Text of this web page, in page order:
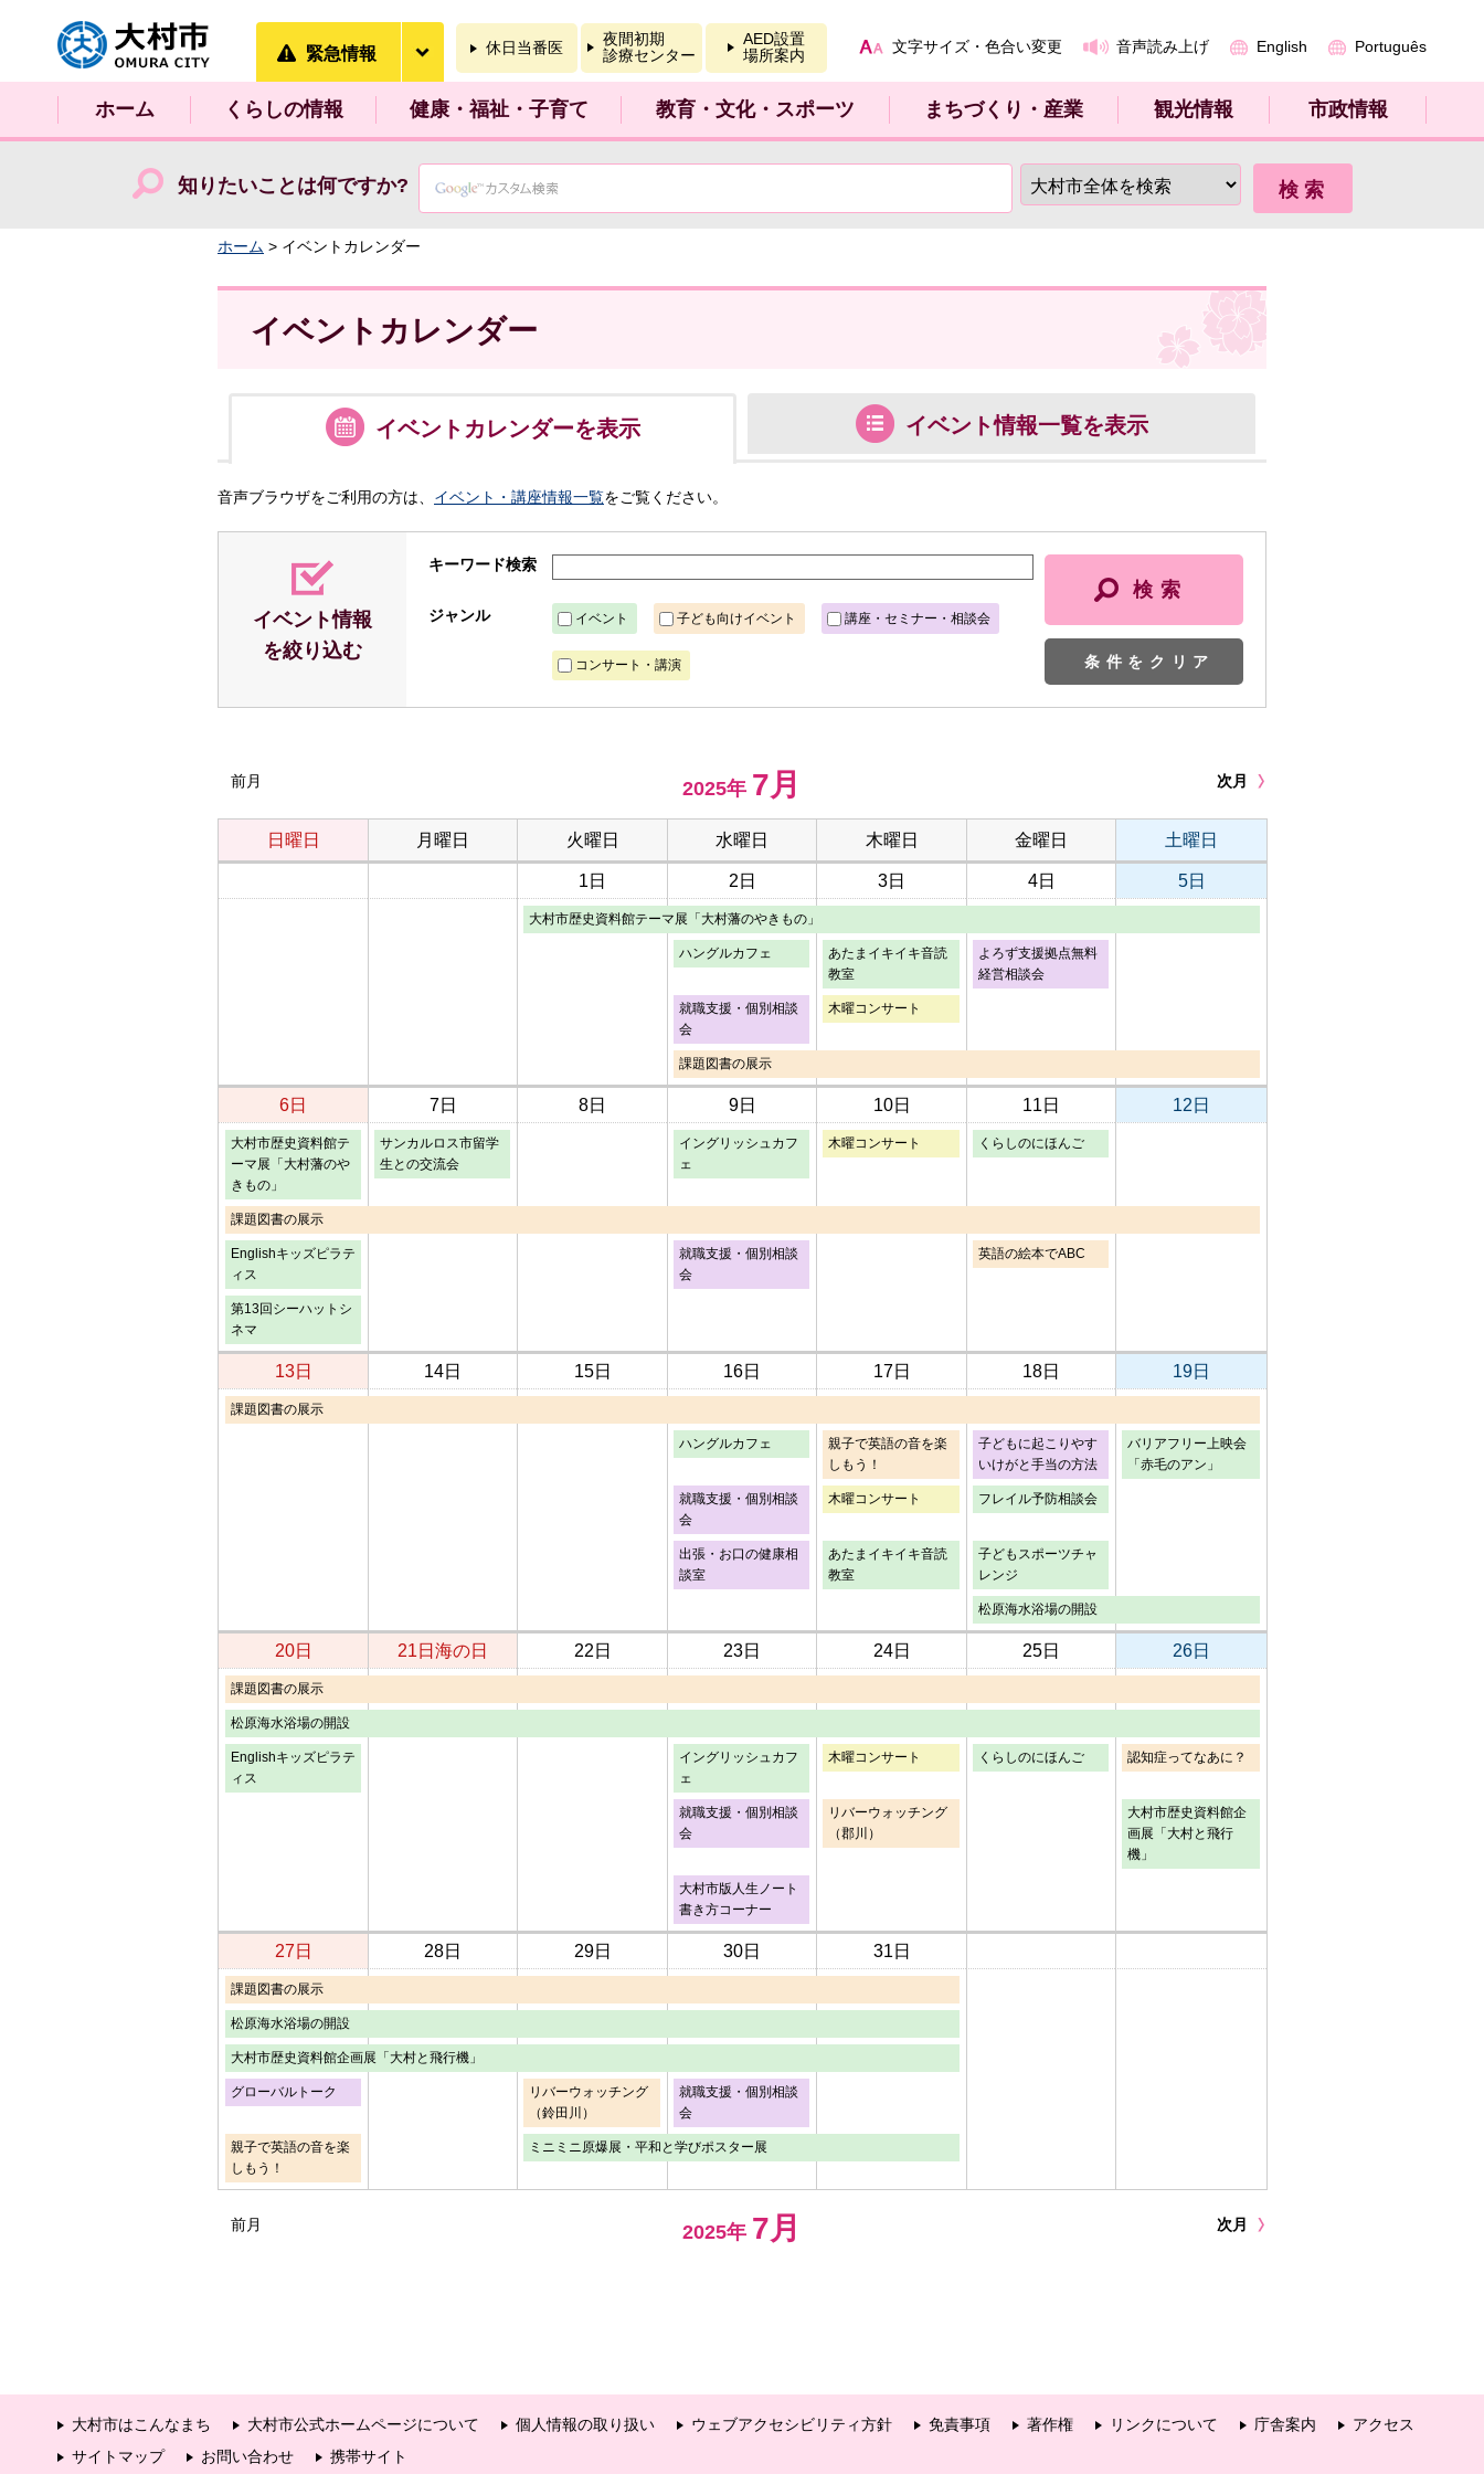
大村市
緊急情報 休日当番医
夜間初期
診療センター
AED設置
場所案内
文字サイズ・色合い変更 音声読み上げ English Português
ホーム くらしの情報 健康・福祉・子育て 教育・文化・スポーツ まちづくり・産業 観光情報 市政情報
知りたいことは何ですか?
ホーム > イベントカレンダー
イベントカレンダー
イベント カレンダーを表示 イベント情報一覧を表示
音声ブラウザをご利用の方は、 イベント・講座情報一覧をご覧ください。
イベント情報
を絞り込む
キーワード検索
ジャンル イベント 子ども向けイベント 講座・セミナー・相談会
コンサート・講演 条件をクリア
前月 2025年 7月 次月
日曜日 月曜日 火曜日 水曜日 木曜日 金曜日 土曜日
1日 2日 3日 4日 5日
大村市歴史資料館テーマ展「大村藩のやきもの」
ハングルカフェ
あたまイキイキ音読
教室
よろず支援拠点無料
経営相談会
就職支援・個別相談
会
木曜コンサート
課題図書の展示
6日 7日 8日 9日 10日 11日 12日
大村市歴史資料館テ
ーマ展「大村藩のや
きもの」
サンカルロス市留学
生との交流会
イングリッシュカフ
ェ
木曜コンサート くらしのにほんご
課題図書の展示
Englishキッズピラテ
ィス
就職支援・個別相談
会
英語の絵本でABC
第13回シーハットシ
ネマ
13日 14日 15日 16日 17日 18日 19日
課題図書の展示
ハングルカフェ
親子で英語の音を楽
しもう！
子どもに起こりやす
いけがと手当の方法
バリアフリー上映会
「赤毛のアン」
就職支援・個別相談
会
木曜コンサート フレイル予防相談会
出張・お口の健康相
談室
あたまイキイキ音読
教室
子どもスポーツチャ
レンジ
松原海水浴場の開設
20日 21日 海の日 22日 23日 24日 25日 26日
課題図書の展示
松原海水浴場の開設
Englishキッズピラテ
ィス
イングリッシュカフ
ェ
木曜コンサート くらしのにほんご 認知症ってなあに？
就職支援・個別相談
会
リバーウォッチング
（郡川）
大村市歴史資料館企
画展「大村と飛行
機」
大村市版人生ノート
書き方コーナー
27日 28日 29日 30日 31日
課題図書の展示
松原海水浴場の開設
大村市歴史資料館企画展「大村と飛行機」
グローバルトーク
リバーウォッチング
（鈴田川）
就職支援・個別相談
会
親子で英語の音を楽
しもう！
ミニミニ原爆展・平和と学びポスター展
前月 2025年 7月 次月
大村市はこんなまち 大村市公式ホームページについて 個人情報の取り扱い ウェブアクセシビリティ方針 免責事項 著作権 リンクについて 庁舎案内
アクセス
サイトマップ
お問い合わせ 携帯サイト